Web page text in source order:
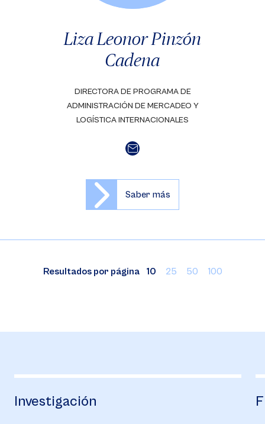
Liza Leonor Pinzón
Cadena
DIRECTORA DE PROGRAMA DE
ADMINISTRACIÓN DE MERCADEO Y
LOGÍSTICA INTERNACIONALES
Saber más
Resultados por página 10 25 50 100
Investigación